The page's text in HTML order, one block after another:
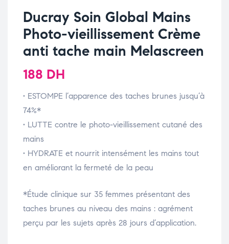
Ducray Soin Global Mains
Photo-vieillissement Crème
anti tache main Melascreen
188 DH
• ESTOMPE l’apparence des taches brunes jusqu’à
74%*
• LUTTE contre le photo-vieillissement cutané des
mains
• HYDRATE et nourrit intensément les mains tout
en améliorant la fermeté de la peau
*Étude clinique sur 35 femmes présentant des
taches brunes au niveau des mains : agrément
perçu par les sujets après 28 jours d’application.